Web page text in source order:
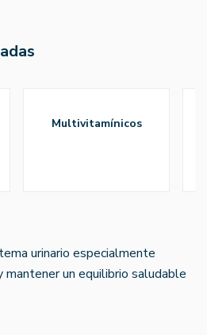
multivitamínicos
urinario especialmente
mantener un equilibrio saludable